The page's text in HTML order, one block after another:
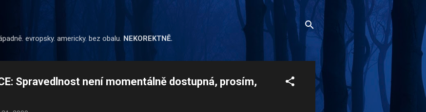
evropsky. americky. bez obalu. NEKOREKTNĚ.
Spravedlnost není momentálně dostupná, prosím,